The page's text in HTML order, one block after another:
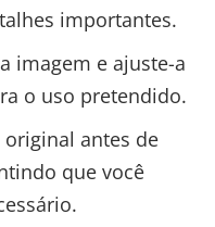
importantes.
imagem e ajuste-a
o uso pretendido.
original antes de
que você